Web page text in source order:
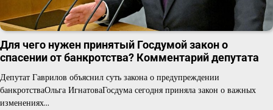
Для чего нужен принятый Госдумой закон о
спасении от банкротства? Комментарий депутата
Депутат Гаврилов объяснил суть закона о предупреждении
банкротстваОльга ИгнатоваГосдума сегодня приняла закон о важных
изменениях…